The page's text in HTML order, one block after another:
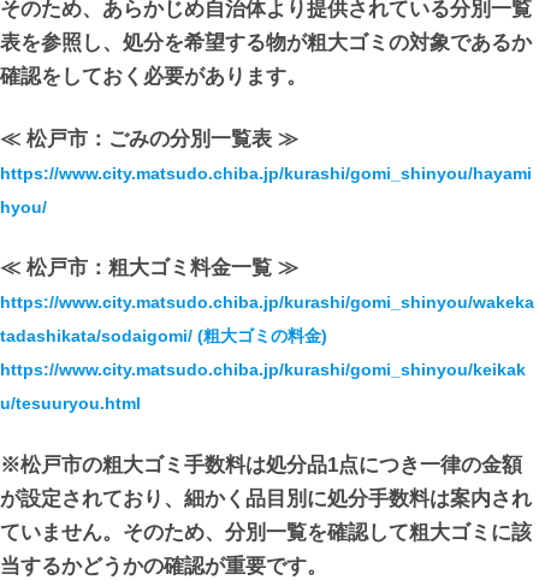
そのため、あらかじめ自治体より提供されている分別一覧
表を参照し、処分を希望する物が粗大ゴミの対象であるか
確認をしておく必要があります。
≪ 松戸市：ごみの分別一覧表 ≫
https://www.city.matsudo.chiba.jp/kurashi/gomi_shinyou/hayami
hyou/
≪ 松戸市：粗大ゴミ料金一覧 ≫
https://www.city.matsudo.chiba.jp/kurashi/gomi_shinyou/wakeka
tadashikata/sodaigomi/ (粗大ゴミの料金)
https://www.city.matsudo.chiba.jp/kurashi/gomi_shinyou/keikak
u/tesuuryou.html
※松戸市の粗大ゴミ手数料は処分品1点につき一律の金額
が設定されており、細かく品目別に処分手数料は案内され
ていません。そのため、分別一覧を確認して粗大ゴミに該
当するかどうかの確認が重要です。